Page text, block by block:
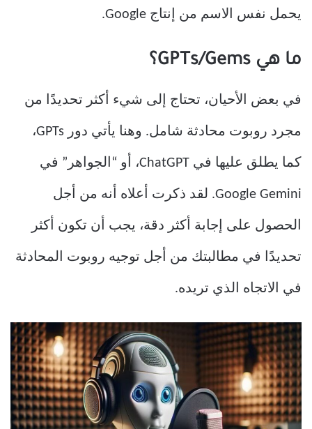
يحمل نفس الاسم من إنتاج Google.
ما هي GPTs/Gems؟
في بعض الأحيان، تحتاج إلى شيء أكثر تحديدًا من
مجرد روبوت محادثة شامل. وهنا يأتي دور GPTs،
كما يطلق عليها في ChatGPT، أو “الجواهر” في
Google Gemini. لقد ذكرت أعلاه أنه من أجل
الحصول على إجابة أكثر دقة، يجب أن تكون أكثر
تحديدًا في مطالبتك من أجل توجيه روبوت المحادثة
في الاتجاه الذي تريده.